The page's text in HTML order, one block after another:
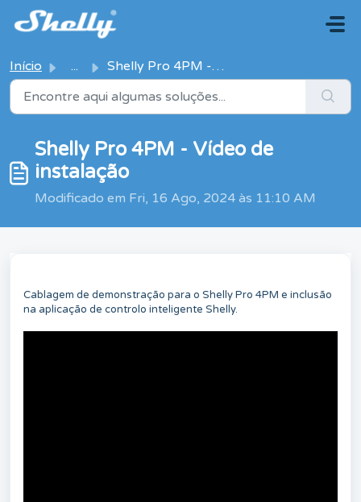
Avançar para o conteúdo principal
Início ... Shelly Pro 4PM - Vídeo de instalação
Shelly Pro 4PM - Vídeo de
instalação
Modificado em Fri, 16 Ago, 2024 às 11:10 AM
Cablagem de demonstração para o Shelly Pro 4PM e inclusão
na aplicação de controlo inteligente Shelly.